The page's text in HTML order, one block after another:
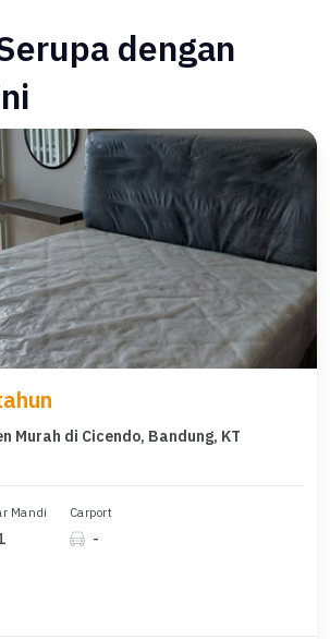
dengan
Murah di Cicendo, Bandung, KT
Mandi Carport
-